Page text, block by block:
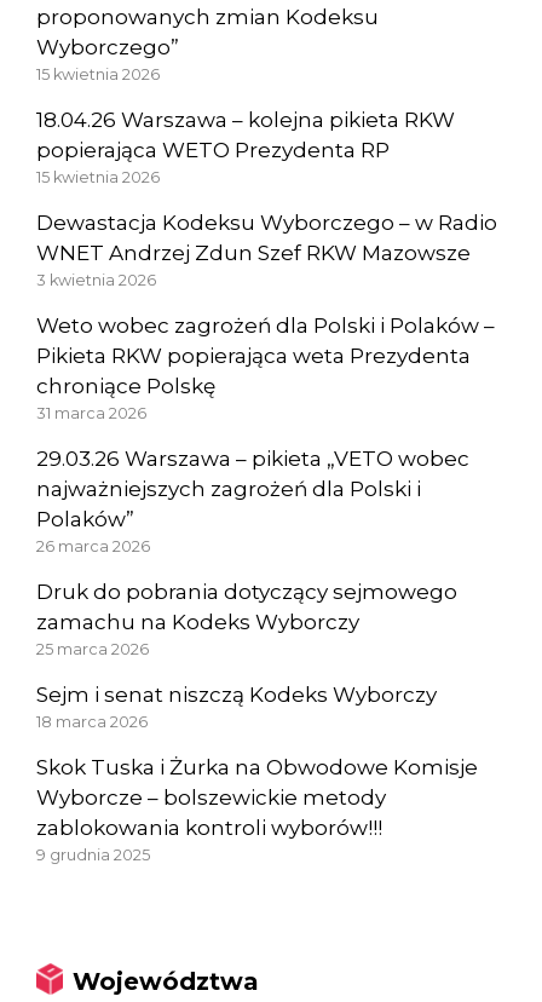
proponowanych zmian Kodeksu
Wyborczego”
15 kwietnia 2026
18.04.26 Warszawa – kolejna pikieta RKW
popierająca WETO Prezydenta RP
15 kwietnia 2026
Dewastacja Kodeksu Wyborczego – w Radio
WNET Andrzej Zdun Szef RKW Mazowsze
3 kwietnia 2026
Weto wobec zagrożeń dla Polski i Polaków –
Pikieta RKW popierająca weta Prezydenta
chroniące Polskę
31 marca 2026
29.03.26 Warszawa – pikieta „VETO wobec
najważniejszych zagrożeń dla Polski i
Polaków”
26 marca 2026
Druk do pobrania dotyczący sejmowego
zamachu na Kodeks Wyborczy
25 marca 2026
Sejm i senat niszczą Kodeks Wyborczy
18 marca 2026
Skok Tuska i Żurka na Obwodowe Komisje
Wyborcze – bolszewickie metody
zablokowania kontroli wyborów!!!
9 grudnia 2025
Województwa